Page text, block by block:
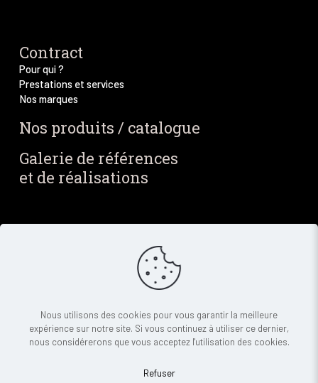
Contract
Pour qui ?
Prestations et services
Nos marques
Nos produits / catalogue
Galerie de références
et de réalisations
Contact
Demande de devis
Nous utilisons des cookies pour vous garantir la meilleure
expérience sur notre site. Si vous continuez à utiliser ce dernier,
nous considérerons que vous acceptez l'utilisation des cookies.
Refuser